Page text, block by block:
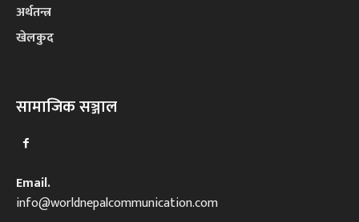
अर्थतन्त्र
खेलकुद
सामाजिक सञ्जाल
Email.
info@worldnepalcommunication.com